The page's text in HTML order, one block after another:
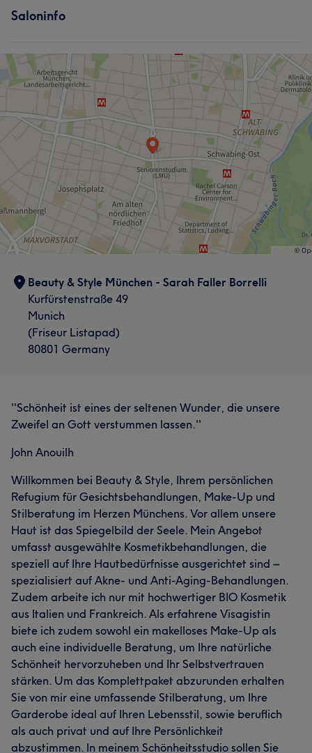
Saloninfo
Beauty & Style München - Sarah Faller Borrelli
Kurfürstenstraße 49
Munich
(Friseur Listapad)
80801 Germany
''Schönheit ist eines der seltenen Wunder, die unsere
Zweifel an Gott verstummen lassen.''
John Anouilh
Willkommen bei Beauty & Style, Ihrem persönlichen
Refugium für Gesichtsbehandlungen, Make-Up und
Stilberatung im Herzen Münchens. Vor allem unsere
Haut ist das Spiegelbild der Seele. Mein Angebot
umfasst ausgewählte Kosmetikbehandlungen, die
speziell auf Ihre Hautbedürfnisse ausgerichtet sind –
spezialisiert auf Akne- und Anti-Aging-Behandlungen.
Zudem arbeite ich nur mit hochwertiger BIO Kosmetik
aus Italien und Frankreich. Als erfahrene Visagistin
biete ich zudem sowohl ein makelloses Make-Up als
auch eine individuelle Beratung, um Ihre natürliche
Schönheit hervorzuheben und Ihr Selbstvertrauen
stärken. Um das Komplettpaket abzurunden erhalten
Sie von mir eine umfassende Stilberatung, um Ihre
Garderobe ideal auf Ihren Lebensstil, sowie beruflich
als auch privat und auf Ihre Persönlichkeit
abzustimmen. In meinem Schönheitsstudio sollen Sie